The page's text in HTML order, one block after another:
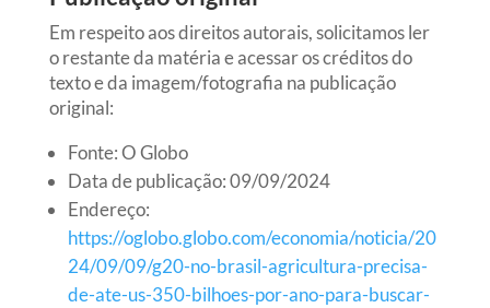
Em respeito aos direitos autorais, solicitamos ler
o restante da matéria e acessar os créditos do
texto e da imagem/fotografia na publicação
original:
Fonte: O Globo
Data de publicação: 09/09/2024
Endereço:
https://oglobo.globo.com/economia/noticia/20
24/09/09/g20-no-brasil-agricultura-precisa-
de-ate-us-350-bilhoes-por-ano-para-buscar-